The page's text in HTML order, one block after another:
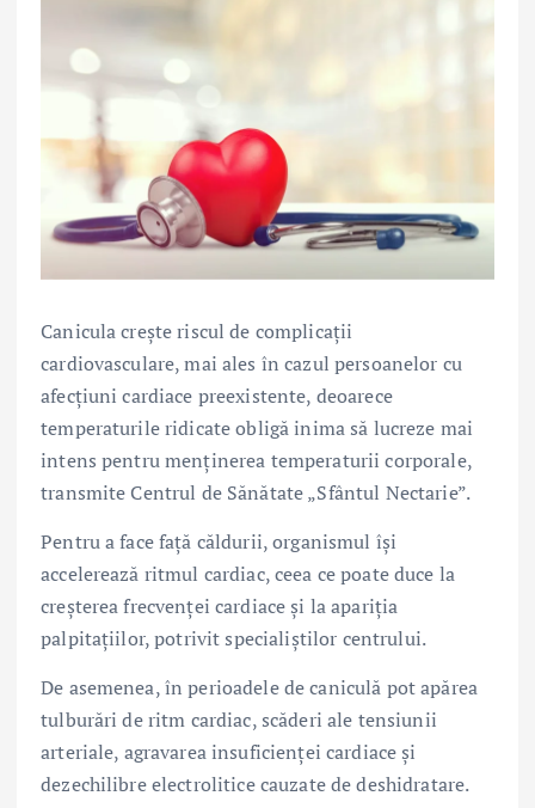
Canicula crește riscul de complicații
cardiovasculare, mai ales în cazul persoanelor cu
afecțiuni cardiace preexistente, deoarece
temperaturile ridicate obligă inima să lucreze mai
intens pentru menținerea temperaturii corporale,
transmite Centrul de Sănătate „Sfântul Nectarie”.
Pentru a face față căldurii, organismul își
accelerează ritmul cardiac, ceea ce poate duce la
creșterea frecvenței cardiace și la apariția
palpitațiilor, potrivit specialiștilor centrului.
De asemenea, în perioadele de caniculă pot apărea
tulburări de ritm cardiac, scăderi ale tensiunii
arteriale, agravarea insuficienței cardiace și
dezechilibre electrolitice cauzate de deshidratare.